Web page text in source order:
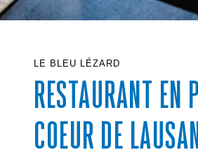
LE BLEU LÉZARD
RESTAURANT EN
COEUR DE